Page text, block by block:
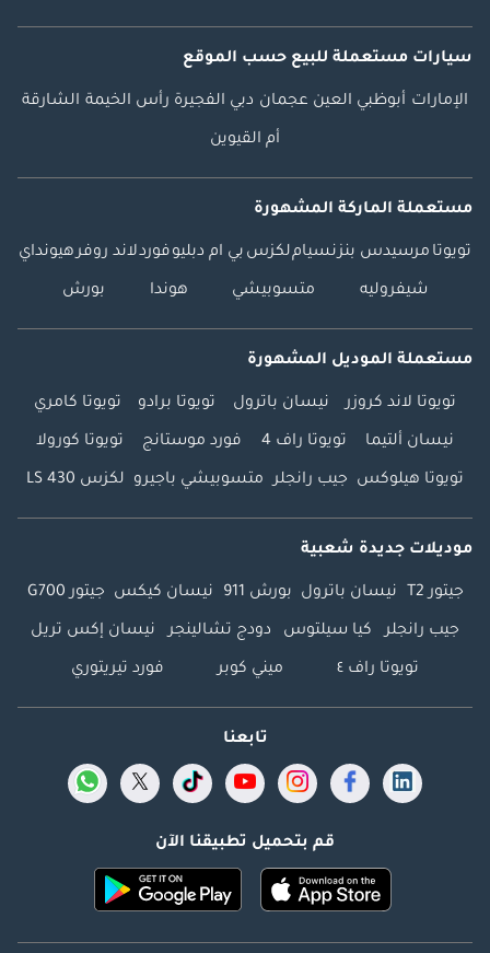
سيارات مستعملة للبيع حسب الموقع
الإمارات أبوظبي العين عجمان دبي الفجيرة رأس الخيمة الشارقة
أم القيوين
مستعملة الماركة المشهورة
تويوتا مرسيدس بنزنسياملكزس بي ام دبليوفوردلاند روفرهيونداي
شيفروليه متسوبيشي هوندا بورش
مستعملة الموديل المشهورة
تويوتا لاند كروزر نيسان باترول تويوتا برادو تويوتا كامري
نيسان ألتيما تويوتا راف 4 فورد موستانج تويوتا كورولا
تويوتا هيلوكس جيب رانجلر متسوبيشي باجيرو لكزس LS 430
موديلات جديدة شعبية
جيتور T2 نيسان باترول بورش 911 نيسان كيكس جيتور G700
جيب رانجلر كيا سيلتوس دودج تشالينجر نيسان إكس تريل
تويوتا راف ٤ ميني كوبر فورد تيريتوري
تابعنا
قم بتحميل تطبيقنا الآن